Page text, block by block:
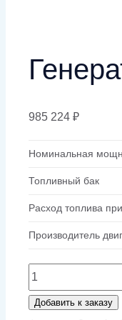
985 224 ₽
Номинальная
Топливный бак
Расход топлива
Производитель
Количество
товара
Добавить к заказу